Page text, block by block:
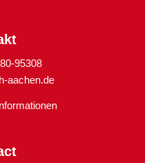
95308
aachen.de